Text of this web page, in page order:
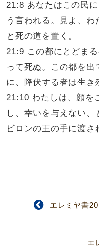
21:8 あなたはこの民
う言われる。見よ、わ
と死の道を置く。
21:9 この都にとどま
って死ぬ。この都を出
に、降伏する者は生き
21:10 わたしは、顔を
し、幸いを与えない
ビロンの王の手に渡さ
エレミヤ書
エ